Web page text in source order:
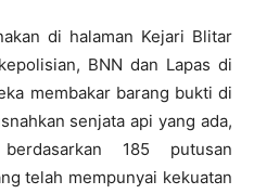
di halaman Kejari Blitar
BNN dan Lapas di
membakar barang bukti di
senjata api yang ada,
185 putusan
telah mempunyai kekuatan